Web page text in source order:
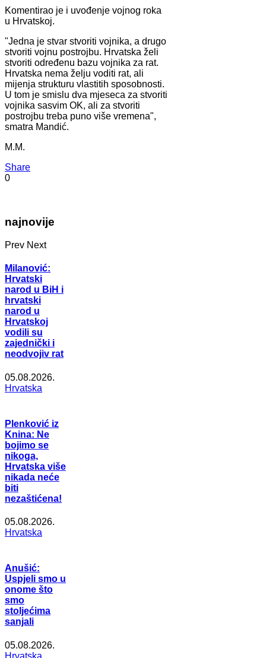
Komentirao je i uvođenje vojnog roka
u Hrvatskoj.
"Jedna je stvar stvoriti vojnika, a drugo
stvoriti vojnu postrojbu. Hrvatska želi
stvoriti određenu bazu vojnika za rat.
Hrvatska nema želju voditi rat, ali
mijenja strukturu vlastitih sposobnosti.
U tom je smislu dva mjeseca za stvoriti
vojnika sasvim OK, ali za stvoriti
postrojbu treba puno više vremena",
smatra Mandić.
M.M.
Share
0
najnovije
Prev Next
Milanović:
Hrvatski
narod u BiH i
hrvatski
narod u
Hrvatskoj
vodili su
zajednički i
neodvojiv rat
05.08.2026.
Hrvatska
Plenković iz
Knina: Ne
bojimo se
nikoga,
Hrvatska više
nikada neće
biti
nezaštićena!
05.08.2026.
Hrvatska
Anušić:
Uspjeli smo u
onome što
smo
stoljećima
sanjali
05.08.2026.
Hrvatska